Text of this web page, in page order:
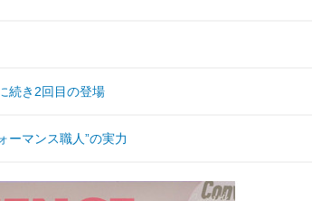
続き2回目の登場
ーマンス職人”の実力